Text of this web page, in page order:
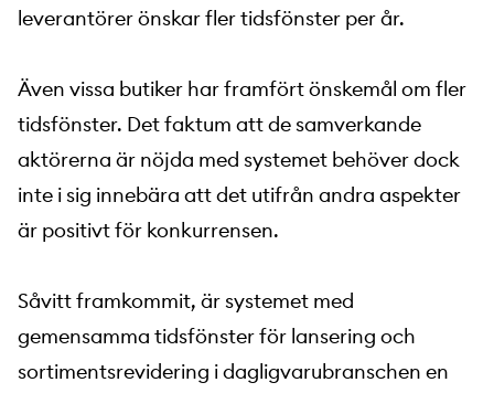
leverantörer önskar fler tidsfönster per år.
Även vissa butiker har framfört önskemål om fler
tidsfönster. Det faktum att de samverkande
aktörerna är nöjda med systemet behöver dock
inte i sig innebära att det utifrån andra aspekter
är positivt för konkurrensen.
Såvitt framkommit, är systemet med
gemensamma tidsfönster för lansering och
sortimentsrevidering i dagligvarubranschen en